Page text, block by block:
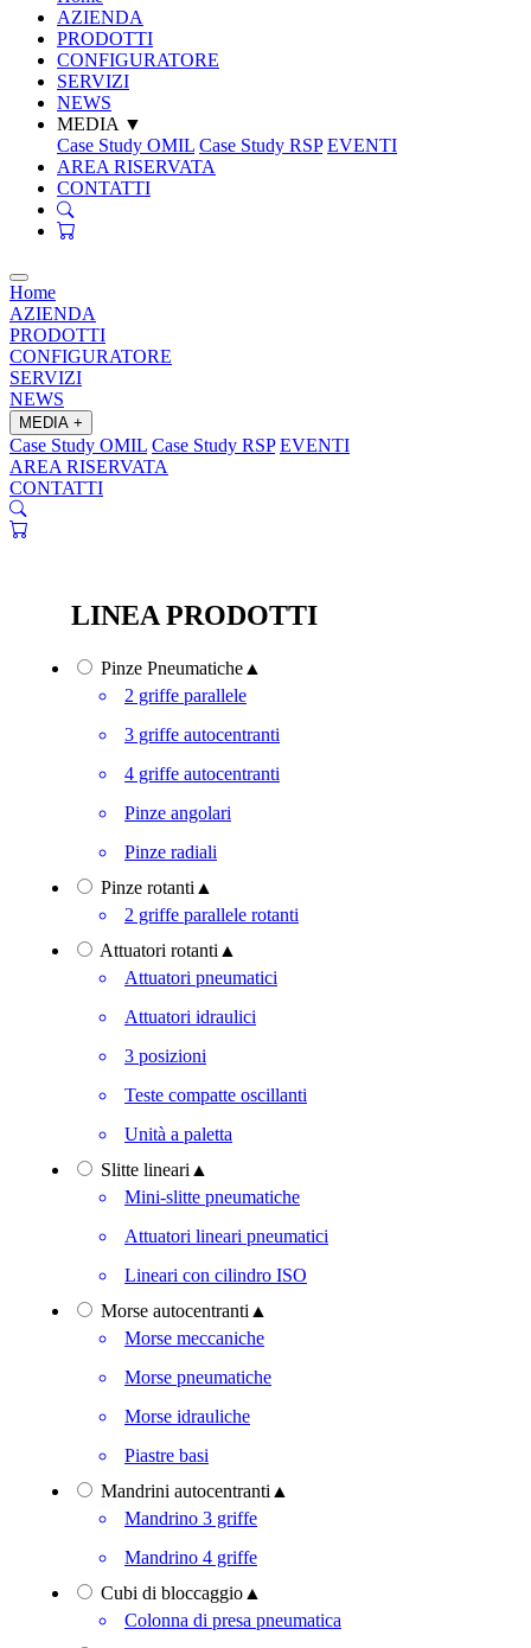
AZIENDA
PRODOTTI
CONFIGURATORE
SERVIZI
NEWS
MEDIA ▼
Case Study OMIL Case Study RSP EVENTI
AREA RISERVATA
CONTATTI
Home
AZIENDA
PRODOTTI
CONFIGURATORE
SERVIZI
NEWS
MEDIA +
Case Study OMIL Case Study RSP EVENTI
AREA RISERVATA
CONTATTI
LINEA PRODOTTI
Pinze Pneumatiche ▲
2 griffe parallele
3 griffe autocentranti
4 griffe autocentranti
Pinze angolari
Pinze radiali
Pinze rotanti ▲
2 griffe parallele rotanti
Attuatori rotanti ▲
Attuatori pneumatici
Attuatori idraulici
3 posizioni
Teste compatte oscillanti
Unità a paletta
Slitte lineari ▲
Mini-slitte pneumatiche
Attuatori lineari pneumatici
Lineari con cilindro ISO
Morse autocentranti ▲
Morse meccaniche
Morse pneumatiche
Morse idrauliche
Piastre basi
Mandrini autocentranti ▲
Mandrino 3 griffe
Mandrino 4 griffe
Cubi di bloccaggio ▲
Colonna di presa pneumatica